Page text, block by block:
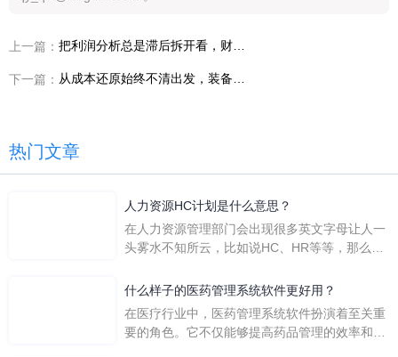
上一篇：
下一篇：
热门文章
人力资源HC计划是什么意思？
在人力资源管理部门会出现很多英文字母让人一
头雾水不知所云，比如说HC、HR等等，那么它
么呢？
什么样子的医药管理系统软件更好用？
在医疗行业中，医药管理系统软件扮演着至关重
要的角色。它不仅能够提高药品管理的效率和准